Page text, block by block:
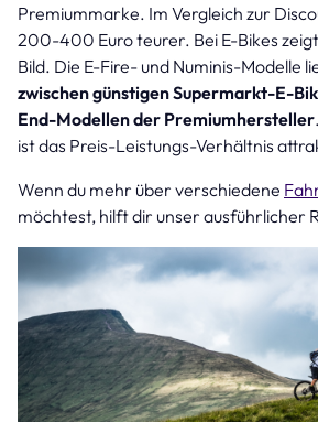
Premiummarke. Im Vergleich zur
200-400 Euro teurer. Bei E-Bikes
Bild. Die E-Fire- und Numinis-Modelle
zwischen günstigen Supermarkt-E-
End-Modellen der Premiumhersteller
ist das Preis-Leistungs-Verhältnis
Wenn du mehr über verschiedene
möchtest, hilft dir unser ausführlicher